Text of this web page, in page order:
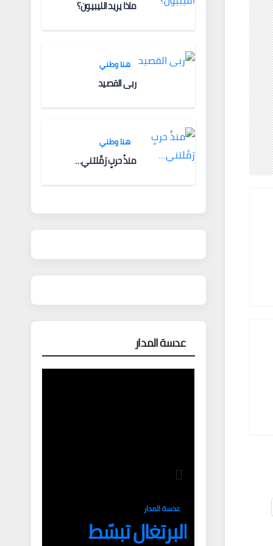
ماذا يريد الليبيون؟
هنا وطني
ربى القصيد
هنا وطني
منذُ حربٍ رَمَّلتني…
عدسة المدار
عدسة المدار
البرتغال تبسّط